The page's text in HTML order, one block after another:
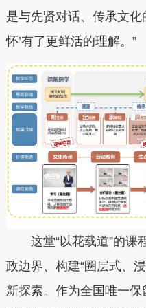
是与先贤对话、传承文化
怀’有了更鲜活的理解。”
这堂“以花载道”的课
政边界、构建“圈层式、
新探索。作为全国唯一保